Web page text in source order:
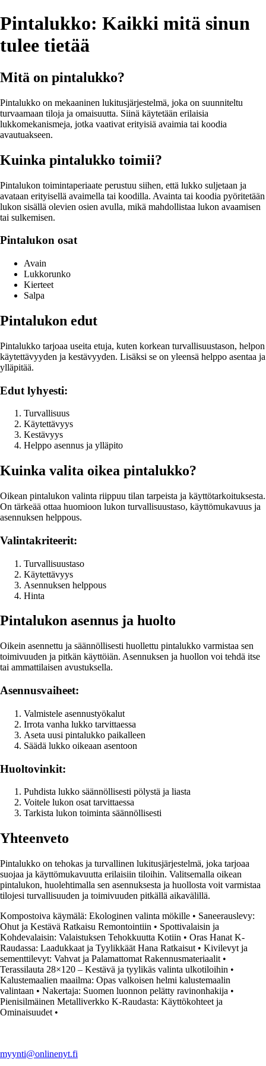
Pintalukko: Kaikki mitä sinun
tulee tietää
Mitä on pintalukko?
Pintalukko on mekaaninen lukitusjärjestelmä, joka on suunniteltu
turvaamaan tiloja ja omaisuutta. Siinä käytetään erilaisia
lukkomekanismeja, jotka vaativat erityisiä avaimia tai koodia
avautuakseen.
Kuinka pintalukko toimii?
Pintalukon toimintaperiaate perustuu siihen, että lukko suljetaan ja
avataan erityisellä avaimella tai koodilla. Avainta tai koodia pyöritetään
lukon sisällä olevien osien avulla, mikä mahdollistaa lukon avaamisen
tai sulkemisen.
Pintalukon osat
Avain
Lukkorunko
Kierteet
Salpa
Pintalukon edut
Pintalukko tarjoaa useita etuja, kuten korkean turvallisuustason, helpon
käytettävyyden ja kestävyyden. Lisäksi se on yleensä helppo asentaa ja
ylläpitää.
Edut lyhyesti:
Turvallisuus
Käytettävyys
Kestävyys
Helppo asennus ja ylläpito
Kuinka valita oikea pintalukko?
Oikean pintalukon valinta riippuu tilan tarpeista ja käyttötarkoituksesta.
On tärkeää ottaa huomioon lukon turvallisuustaso, käyttömukavuus ja
asennuksen helppous.
Valintakriteerit:
Turvallisuustaso
Käytettävyys
Asennuksen helppous
Hinta
Pintalukon asennus ja huolto
Oikein asennettu ja säännöllisesti huollettu pintalukko varmistaa sen
toimivuuden ja pitkän käyttöiän. Asennuksen ja huollon voi tehdä itse
tai ammattilaisen avustuksella.
Asennusvaiheet:
Valmistele asennustyökalut
Irrota vanha lukko tarvittaessa
Aseta uusi pintalukko paikalleen
Säädä lukko oikeaan asentoon
Huoltovinkit:
Puhdista lukko säännöllisesti pölystä ja liasta
Voitele lukon osat tarvittaessa
Tarkista lukon toiminta säännöllisesti
Yhteenveto
Pintalukko on tehokas ja turvallinen lukitusjärjestelmä, joka tarjoaa
suojaa ja käyttömukavuutta erilaisiin tiloihin. Valitsemalla oikean
pintalukon, huolehtimalla sen asennuksesta ja huollosta voit varmistaa
tilojesi turvallisuuden ja toimivuuden pitkällä aikavälillä.
Kompostoiva käymälä: Ekologinen valinta mökille • Saneerauslevy:
Ohut ja Kestävä Ratkaisu Remontointiin • Spottivalaisin ja
Kohdevalaisin: Valaistuksen Tehokkuutta Kotiin • Oras Hanat K-
Raudassa: Laadukkaat ja Tyylikkäät Hana Ratkaisut • Kivilevyt ja
sementtilevyt: Vahvat ja Palamattomat Rakennusmateriaalit •
Terassilauta 28×120 – Kestävä ja tyylikäs valinta ulkotiloihin •
Kalustemaalien maailma: Opas valkoisen helmi kalustemaalin
valintaan • Nakertaja: Suomen luonnon pelätty ravinonhakija •
Pienisilmäinen Metalliverkko K-Raudasta: Käyttökohteet ja
Ominaisuudet •
myynti@onlinenyt.fi